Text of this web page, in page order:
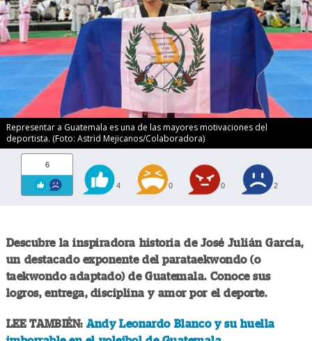
Representar a Guatemala es una de las mayores motivaciones del
deportista. (Foto: Astrid Mejicanos/Colaboradora)
6
4 0 0 2
Descubre la inspiradora historia de José Julián García,
un destacado exponente del parataekwondo (o
taekwondo adaptado) de Guatemala. Conoce sus
logros, entrega, disciplina y amor por el deporte.
LEE TAMBIÉN: Andy Leonardo Blanco y su huella